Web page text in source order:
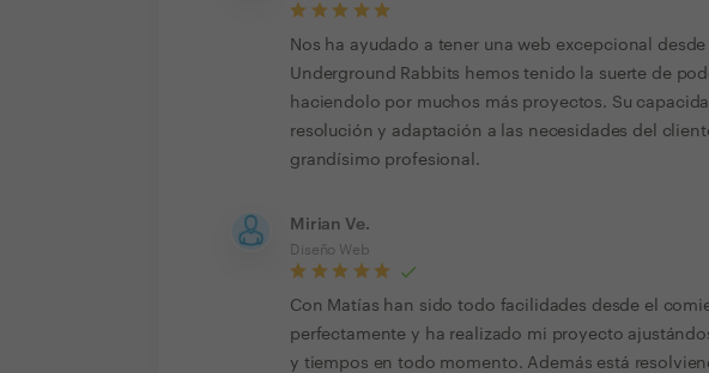
Nos ha ayudado a tener una web excepcional
Underground Rabbits hemos tenido la suerte de
haciendolo por muchos más proyectos. Su
resolución y adaptación a las necesidades del
grandísimo profesional.
Mirian Ve.
Diseño Web
Con Matías han sido todo facilidades desde el
perfectamente y ha realizado mi proyecto
y tiempos en todo momento. Además está